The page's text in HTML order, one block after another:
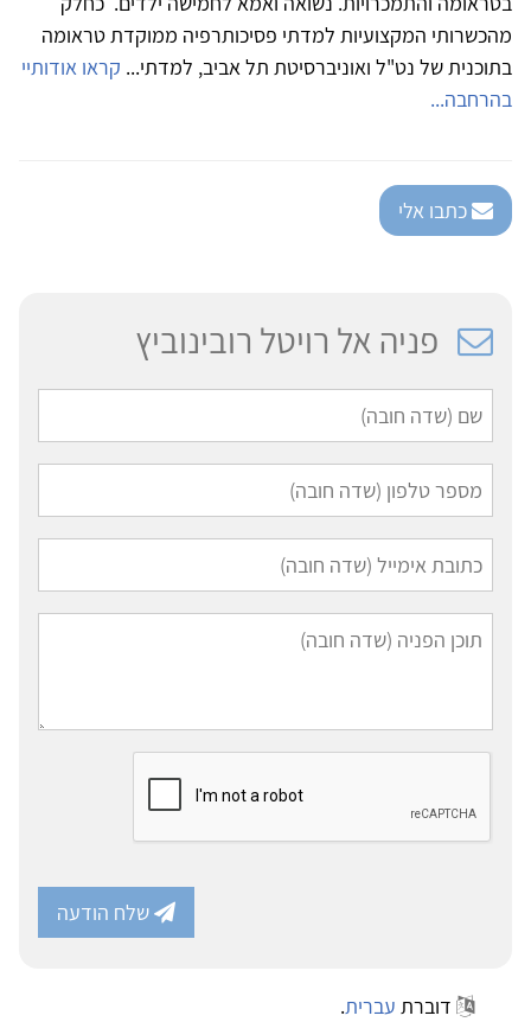
מהכשרותי המקצועיות למדתי פסיכותרפיה ממוקדת טראומה
בתוכנית של נט"ל ואוניברסיטת תל אביב, למדתי... קראו אודותיי
בהרחבה...
כתבו אלי
פניה אל רויטל רובינוביץ
שלח הודעה
דוברת עברית.